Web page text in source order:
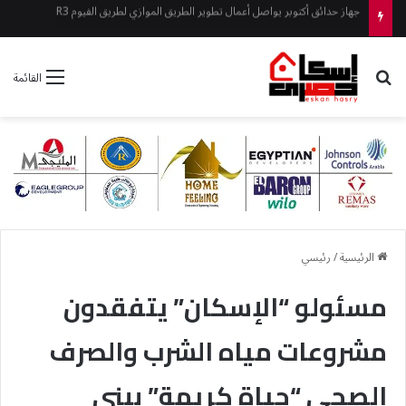
جهاز 6 أكتوبر يلاحق الإشغالات بالقطاع الشرقي بحملات مفاجئة
القائمة بحث عن
الرئيسية/رئيسي
مسئولو “الإسكان” يتفقدون
مشروعات مياه الشرب والصرف
الصحي “حياة كريمة” ببني